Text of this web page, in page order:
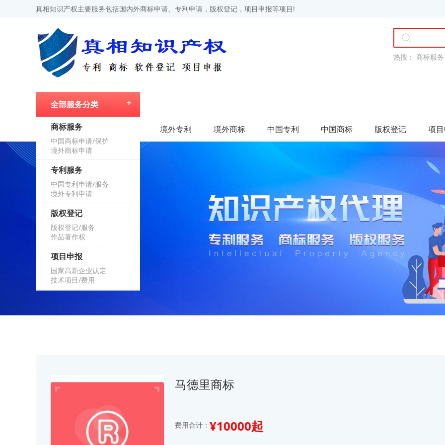
真相知识产权主要服务包括国内外商标申请、专利申请，版权登记，项目申报等项目!
热搜： 商标服务
全部服务分类
商标服务
中国商标申请/保护
境外商标申请
专利服务
中国专利申请/服务
境外专利申请
版权登记
版权登记/服务
作品著作权
项目申报
国家高新企业认定
技术项目/费用
境外专利 境外商标 中国专利 中国商标 版权登记 项
马德里商标
费用合计：¥10000起